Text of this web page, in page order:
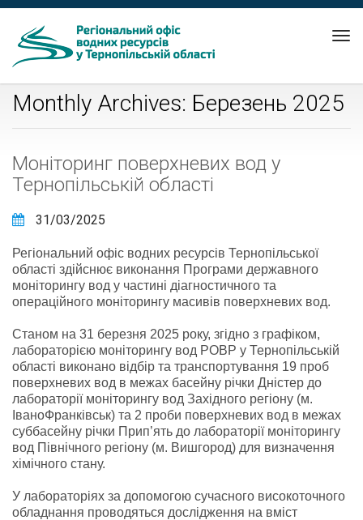
Monthly Archives: Березень 2025
Моніторинг поверхневих вод у
Тернопільській області
31/03/2025
Регіональний офіс водних ресурсів Тернопільської
області здійснює виконання Програми державного
моніторингу вод у частині діагностичного та
операційного моніторингу масивів поверхневих вод.
Станом на 31 березня 2025 року, згідно з графіком,
лабораторією моніторингу вод РОВР у Тернопільській
області виконано відбір та транспортування 19 проб
поверхневих вод в межах басейну річки Дністер до
лабораторії моніторингу вод Західного регіону (м.
ІваноФранківськ) та 2 проби поверхневих вод в межах
суббасейну річки Прип’ять до лабораторії моніторингу
вод Північного регіону (м. Вишгород) для визначення
хімічного стану.
У лабораторіях за допомогою сучасного високоточного
обладнання проводяться дослідження на вміст